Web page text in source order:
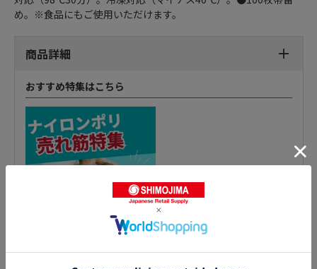
め。※食品にもご使用いただけます。
商品詳細
おすすめ特集はこちら